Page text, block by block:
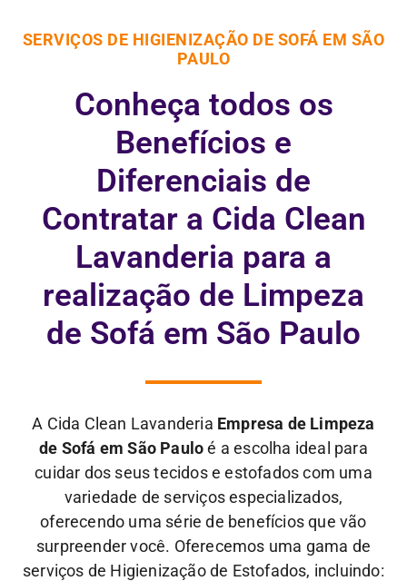
SERVIÇOS DE HIGIENIZAÇÃO DE SOFÁ EM SÃO
PAULO
Conheça todos os
Benefícios e
Diferenciais de
Contratar a Cida Clean
Lavanderia para a
realização de Limpeza
de Sofá em São Paulo
A Cida Clean Lavanderia Empresa de Limpeza
de Sofá em São Pauloé a escolha ideal para
cuidar dos seus tecidos e estofados com uma
variedade de serviços especializados,
oferecendo uma série de benefícios que vão
surpreender você. Oferecemos uma gama de
serviços de Higienização de Estofados, incluindo: